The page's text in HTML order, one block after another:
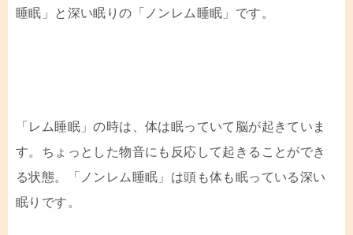
睡眠」と深い眠りの「ノンレム睡眠」です。
「レム睡眠」の時は、体は眠っていて脳が起きていま
す。ちょっとした物音にも反応して起きることができ
る状態。「ノンレム睡眠」は頭も体も眠っている深い
眠りです。